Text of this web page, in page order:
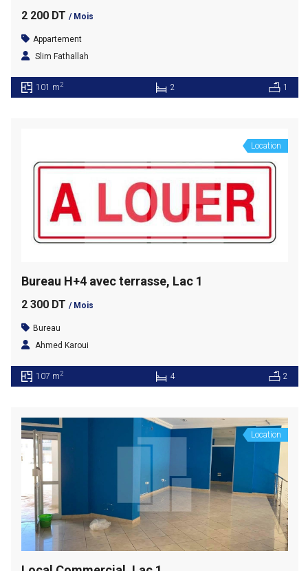
2 200 DT / Mois
Appartement
Slim Fathallah
101 m2 2 1
Location
Bureau H+4 avec terrasse, Lac 1
2 300 DT / Mois
Bureau
Ahmed Karoui
107 m2 4 2
Location